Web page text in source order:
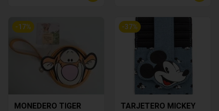
-17%
MONEDERO TIGER
-37%
TARJETERO MICKEY